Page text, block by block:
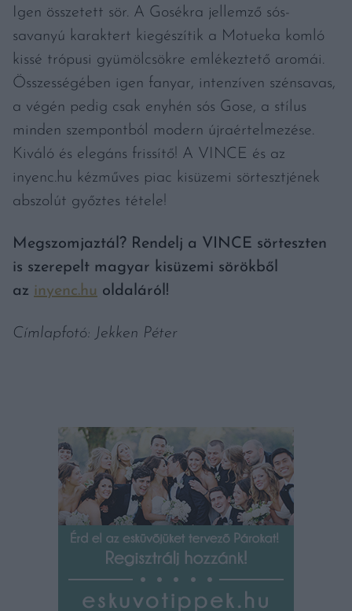
Igen összetett sör. A Gosékra jellemző sós-
savanyú karaktert kiegészítik a Motueka komló
kissé trópusi gyümölcsökre emlékeztető aromái.
Összességében igen fanyar, intenzíven szénsavas,
a végén pedig csak enyhén sós Gose, a stílus
minden szempontból modern újraértelmezése.
Kiváló és elegáns frissítő! A VINCE és az
inyenc.hu kézműves piac kisüzemi sörtesztjének
abszolút győztes tétele!
Megszomjaztál? Rendelj a VINCE sörteszten
is szerepelt magyar kisüzemi sörökből
az inyenc.hu oldaláról!
Címlapfotó: Jekken Péter